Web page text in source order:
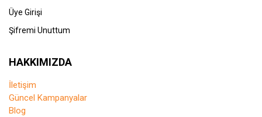
Üye Girişi
Şifremi Unuttum
HAKKIMIZDA
İletişim
Güncel Kampanyalar
Blog